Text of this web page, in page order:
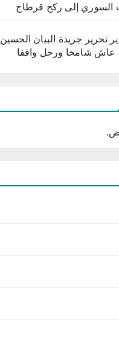
السوري إلى ركح قرطاج
مدير تحرير جريدة البيان الحسين
عاش شامخا ورحل واقفا